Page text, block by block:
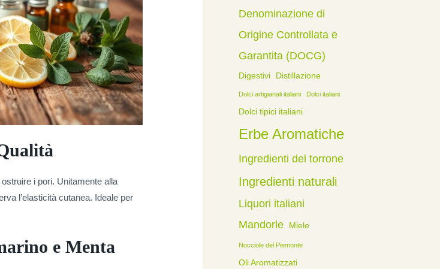
i pori. Unitamente alla
l’elasticità cutanea. Ideale per
e Menta
Denominazione di
Origine Controllata e
Garantita (DOCG)
Digestivi Distillazione
Dolci artigianali italiani Dolci italiani
Dolci tipici italiani
Erbe Aromatiche
Ingredienti del torrone
Ingredienti naturali
Liquori italiani
Mandorle
Miele
Nocciole del Piemonte
Oli Aromatizzati